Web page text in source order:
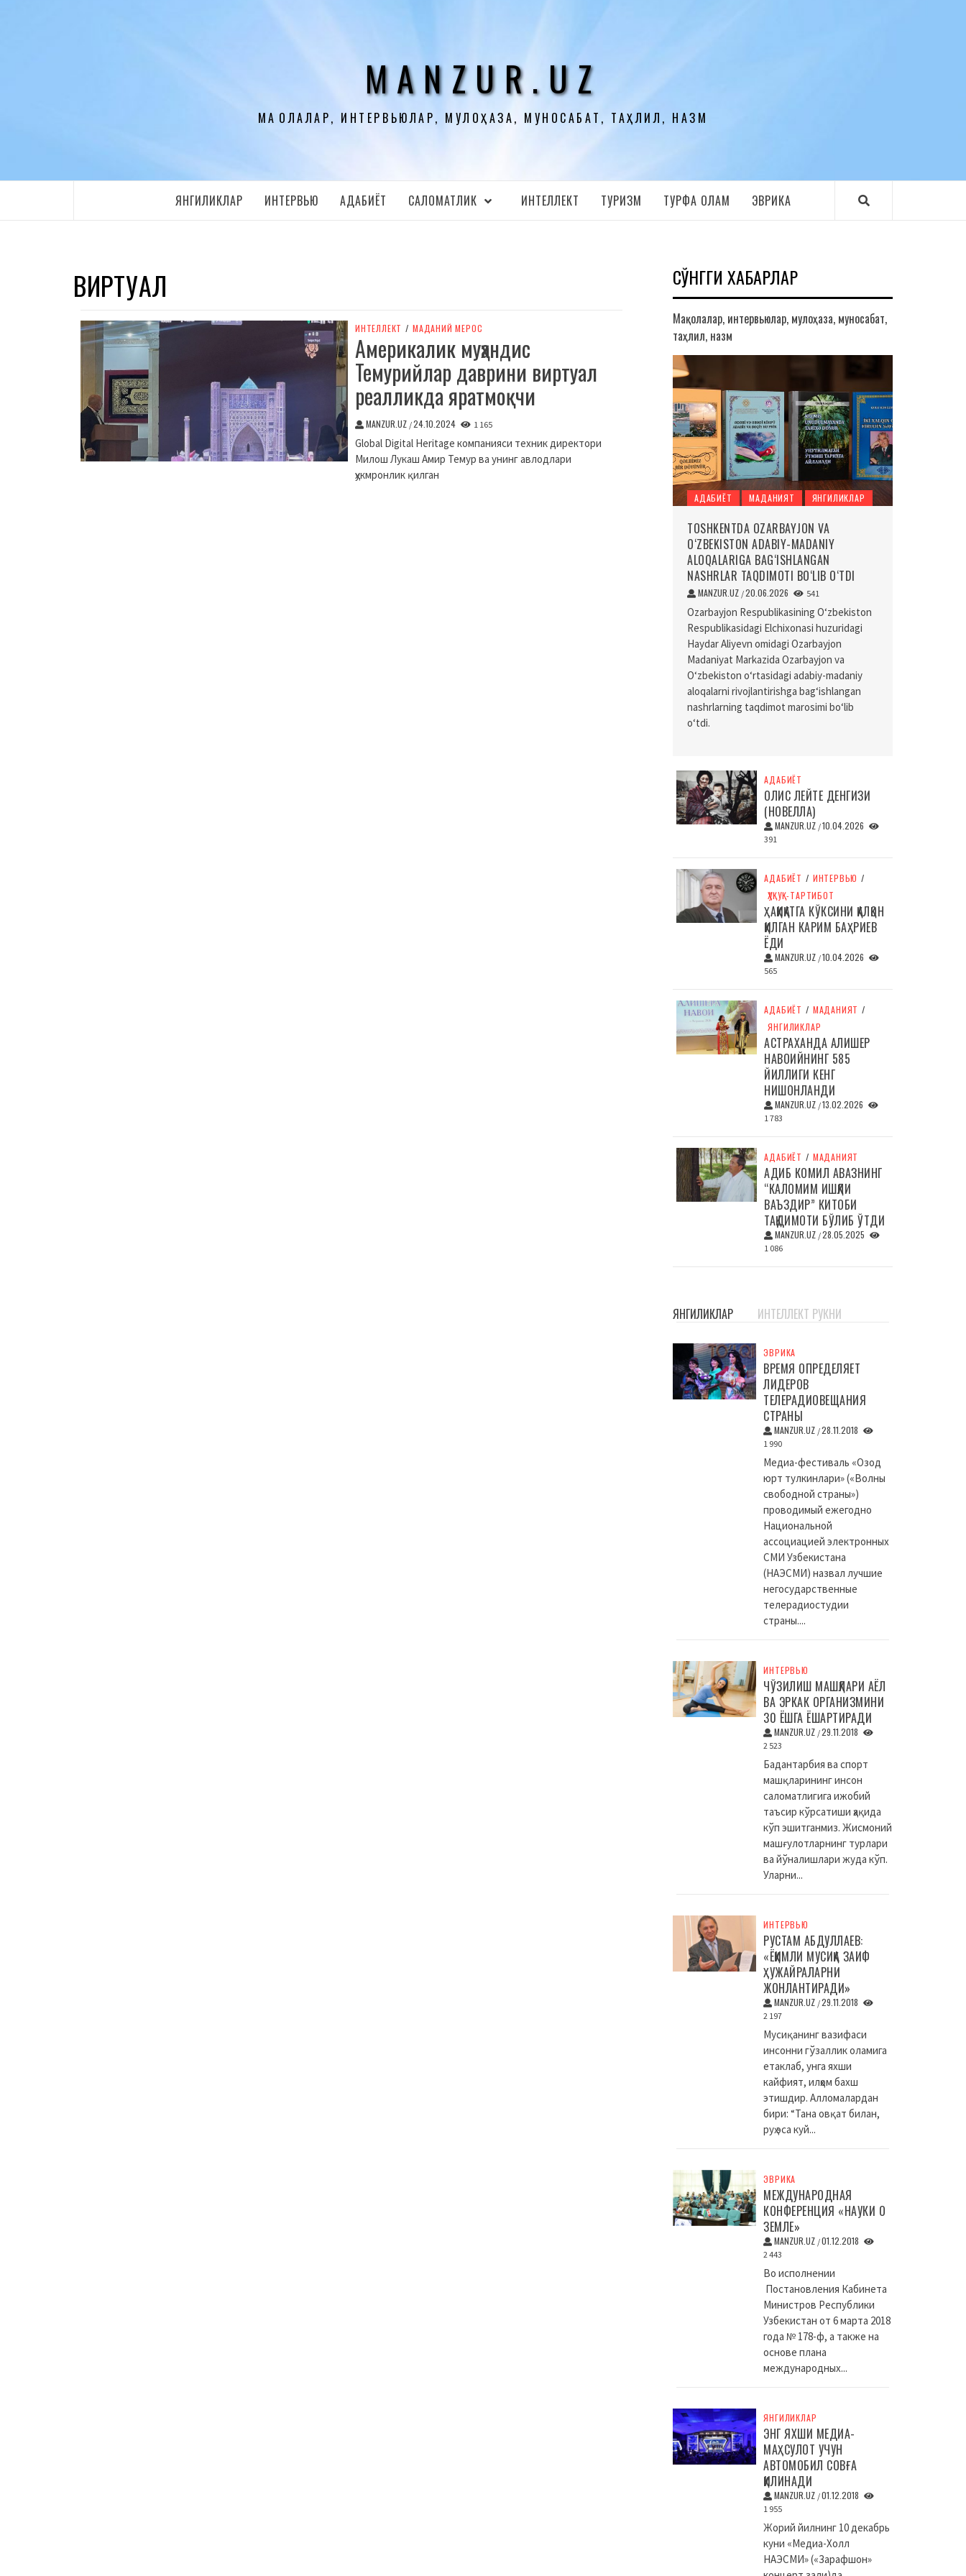
MANZUR.UZ
МАҚОЛАЛАР, ИНТЕРВЬЮЛАР, МУЛОҲАЗА, МУНОСАБАТ, ТАҲЛИЛ, НАЗМ
ЯНГИЛИКЛАР ИНТЕРВЬЮ АДАБИЁТ CАЛОМАТЛИК ИНТЕЛЛЕКТ ТУРИЗМ ТУРФА ОЛАМ ЭВРИКА
ВИРТУАЛ
ИНТЕЛЛЕКТ / МАДАНИЙ МЕРОС
Америкалик муҳандис
Темурийлар даврини виртуал
реалликда яратмоқчи
MANZUR.UZ /24.10.2024 1 165
Global Digital Heritage компанияси техник директори
Милош Лукаш Амир Темур ва унинг авлодлари
ҳукмронлик қилган
СЎНГГИ ХАБАРЛАР
Мақолалар, интервьюлар, мулоҳаза, муносабат,
таҳлил, назм
АДАБИЁТ МАДАНИЯТ ЯНГИЛИКЛАР
TOSHKENTDA OZARBAYJON VA
O‘ZBEKISTON ADABIY-MADANIY
ALOQALARIGA BAG‘ISHLANGAN
NASHRLAR TAQDIMOTI BO‘LIB O‘TDI
MANZUR.UZ /20.06.2026 541
Ozarbayjon Respublikasining O‘zbekiston
Respublikasidagi Elchixonasi huzuridagi
Haydar Aliyevn omidagi Ozarbayjon
Madaniyat Markazida Ozarbayjon va
O‘zbekiston o‘rtasidagi adabiy-madaniy
aloqalarni rivojlantirishga bag‘ishlangan
nashrlarning taqdimot marosimi bo‘lib
o‘tdi.
АДАБИЁТ
ОЛИС ЛЕЙТЕ ДЕНГИЗИ
(НОВЕЛЛА)
MANZUR.UZ /10.04.2026
391
АДАБИЁТ / ИНТЕРВЬЮ /
ҲУҚУҚ-ТАРТИБОТ
ҲАҚИҚАТГА КЎКСИНИ ҚАЛҚОН
ҚИЛГАН КАРИМ БАҲРИЕВ
ЁДИ
MANZUR.UZ /10.04.2026
565
АДАБИЁТ / МАДАНИЯТ /
ЯНГИЛИКЛАР
АСТРАХАНДА АЛИШЕР
НАВОИЙНИНГ 585
ЙИЛЛИГИ КЕНГ
НИШОНЛАНДИ
MANZUR.UZ /13.02.2026
1 783
АДАБИЁТ / МАДАНИЯТ
АДИБ КОМИЛ АВАЗНИНГ
“КАЛОМИМ ИШҚЛИ
ВАЪЗДИР” КИТОБИ
ТАҚДИМОТИ БЎЛИБ ЎТДИ
MANZUR.UZ /28.05.2025
1 086
ЯНГИЛИКЛАР ИНТЕЛЛЕКТ РУКНИ
ЭВРИКА
ВРЕМЯ ОПРЕДЕЛЯЕТ
ЛИДЕРОВ
ТЕЛЕРАДИОВЕЩАНИЯ
СТРАНЫ
MANZUR.UZ /28.11.2018
1 990
Медиа-фестиваль «Озод
юрт тулкинлари» («Волны
свободной страны»)
проводимый ежегодно
Национальной
ассоциацией электронных
СМИ Узбекистана
(НАЭСМИ) назвал лучшие
негосударственные
телерадиостудии
страны....
ИНТЕРВЬЮ
ЧЎЗИЛИШ МАШҚЛАРИ АЁЛ
ВА ЭРКАК ОРГАНИЗМИНИ
30 ЁШГА ЁШАРТИРАДИ
MANZUR.UZ /29.11.2018
2 523
Бадантарбия ва спорт
машқларининг инсон
саломатлигига ижобий
таъсир кўрсатиши ҳақида
кўп эшитганмиз. Жисмоний
машғулотларнинг турлари
ва йўналишлари жуда кўп.
Уларни...
ИНТЕРВЬЮ
РУСТАМ АБДУЛЛАЕВ:
«ЁҚИМЛИ МУСИҚА ЗАИФ
ҲУЖАЙРАЛАРНИ
ЖОНЛАНТИРАДИ»
MANZUR.UZ /29.11.2018
2 197
Мусиқанинг вазифаси
инсонни гўзаллик оламига
етаклаб, унга яхши
кайфият, илҳом бахш
этишдир. Алломалардан
бири: “Тана овқат билан,
руҳ эса куй...
ЭВРИКА
МЕЖДУНАРОДНАЯ
КОНФЕРЕНЦИЯ «НАУКИ О
ЗЕМЛЕ»
MANZUR.UZ /01.12.2018
2 443
Во исполнении
Постановления Кабинета
Министров Республики
Узбекистан от 6 марта 2018
года № 178-ф, а также на
основе плана
международных...
ЯНГИЛИКЛАР
ЭНГ ЯХШИ МЕДИА-
МАҲСУЛОТ УЧУН
АВТОМОБИЛ СОВҒА
ҚИЛИНАДИ
MANZUR.UZ /01.12.2018
1 955
Жорий йилнинг 10 декабрь
куни «Медиа-Холл
НАЭСМИ» («Зарафшон»